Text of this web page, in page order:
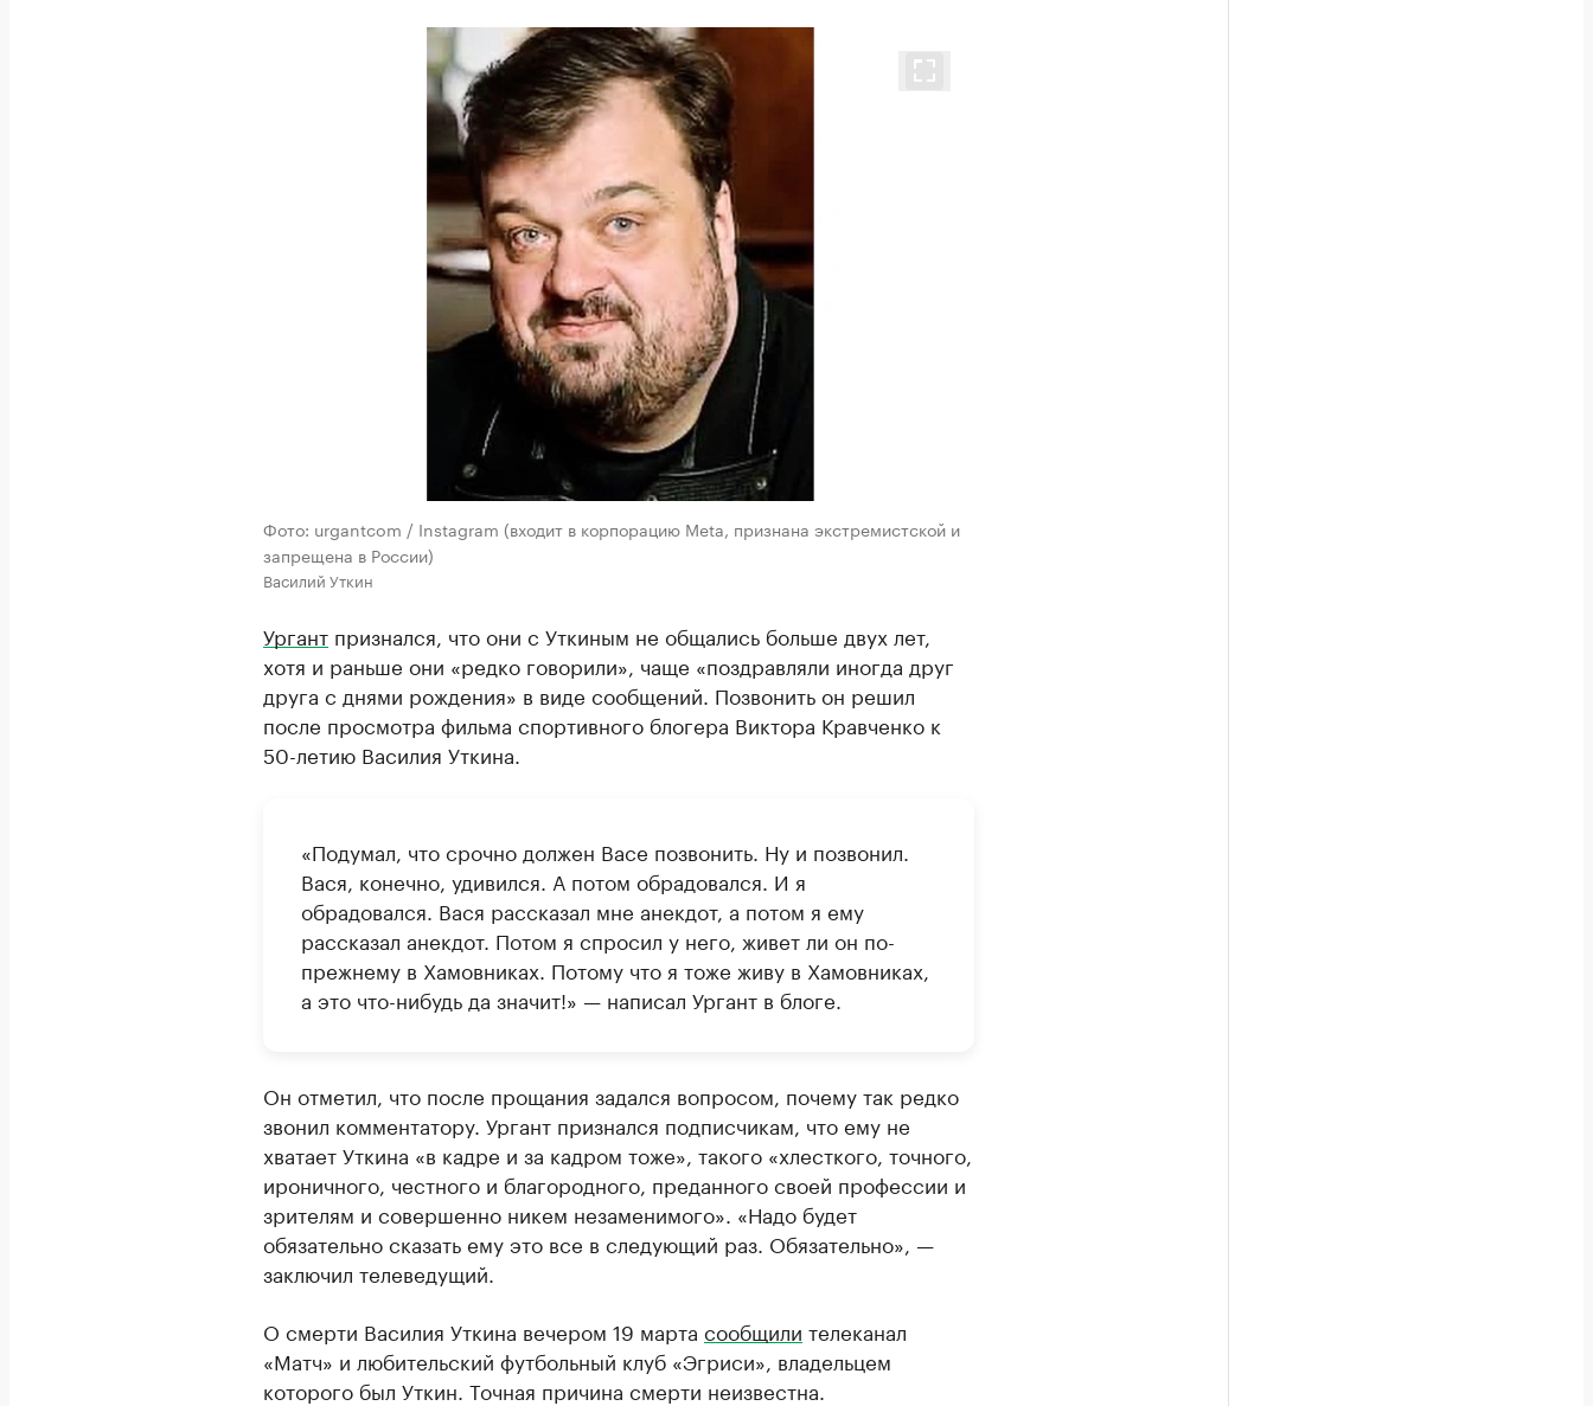
Фото: urgantcom / Instagram (входит в корпорацию Meta, признана экстремистской и
запрещена в России)
Василий Уткин
Ургант признался, что они с Уткиным не общались больше двух лет,
хотя и раньше они «редко говорили», чаще «поздравляли иногда друг
друга с днями рождения» в виде сообщений. Позвонить он решил
после просмотра фильма спортивного блогера Виктора Кравченко к
50-летию Василия Уткина.
«Подумал, что срочно должен Васе позвонить. Ну и позвонил.
Вася, конечно, удивился. А потом обрадовался. И я
обрадовался. Вася рассказал мне анекдот, а потом я ему
рассказал анекдот. Потом я спросил у него, живет ли он по-
прежнему в Хамовниках. Потому что я тоже живу в Хамовниках,
а это что-нибудь да значит!» — написал Ургант в блоге.
Он отметил, что после прощания задался вопросом, почему так редко
звонил комментатору. Ургант признался подписчикам, что ему не
хватает Уткина «в кадре и за кадром тоже», такого «хлесткого, точного,
ироничного, честного и благородного, преданного своей профессии и
зрителям и совершенно никем незаменимого». «Надо будет
обязательно сказать ему это все в следующий раз. Обязательно», —
заключил телеведущий.
О смерти Василия Уткина вечером 19 марта сообщили телеканал
«Матч» и любительский футбольный клуб «Эгриси», владельцем
которого был Уткин. Точная причина смерти неизвестна.